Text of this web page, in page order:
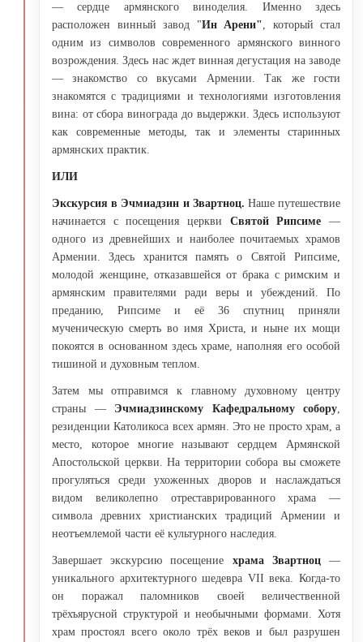
— сердце армянского виноделия. Именно здесь
расположен винный завод "Ин Арени" , который стал
одним из символов современного армянского винного
возрождения. Здесь нас ждет винная дегустация на заводе
— знакомство со вкусами Армении. Так же гости
знакомятся с традициями и технологиями изготовления
вина: от сбора винограда до выдержки. Здесь используют
как современные методы, так и элементы старинных
армянских практик.
ИЛИ
Экскурсия в Эчмиадзин и Звартноц. Наше путешествие
начинается с посещения церкви Святой Рипсиме —
одного из древнейших и наиболее почитаемых храмов
Армении. Здесь хранится память о Святой Рипсиме,
молодой женщине, отказавшейся от брака с римским и
армянским правителями ради веры и убеждений. По
преданию, Рипсиме и её 36 спутниц приняли
мученическую смерть во имя Христа, и ныне их мощи
покоятся в основанном здесь храме, наполняя его особой
тишиной и духовным теплом.
Затем мы отправимся к главному духовному центру
страны — Эчмиадзинскому Кафедральному собору
резиденции Католикоса всех армян. Это не просто храм, а
место, которое многие называют сердцем Армянской
Апостольской церкви. На территории собора вы сможете
прогуляться среди ухоженных дворов и наслаждаться
видом великолепно отреставрированного храма —
символа древних христианских традиций Армении и
неотъемлемой части её культурного наследия.
Завершает экскурсию посещение храма Звартноц—
уникального архитектурного шедевра VII века. Когда-то
он поражал паломников своей величественной
трёхъярусной структурой и необычными формами. Хотя
храм простоял всего около трёх веков и был разрушен